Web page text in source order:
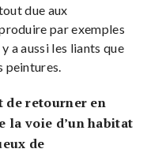
due aux
par exemples
a aussi les liants que
peintures.
de retourner en
la voie d’un habitat
de